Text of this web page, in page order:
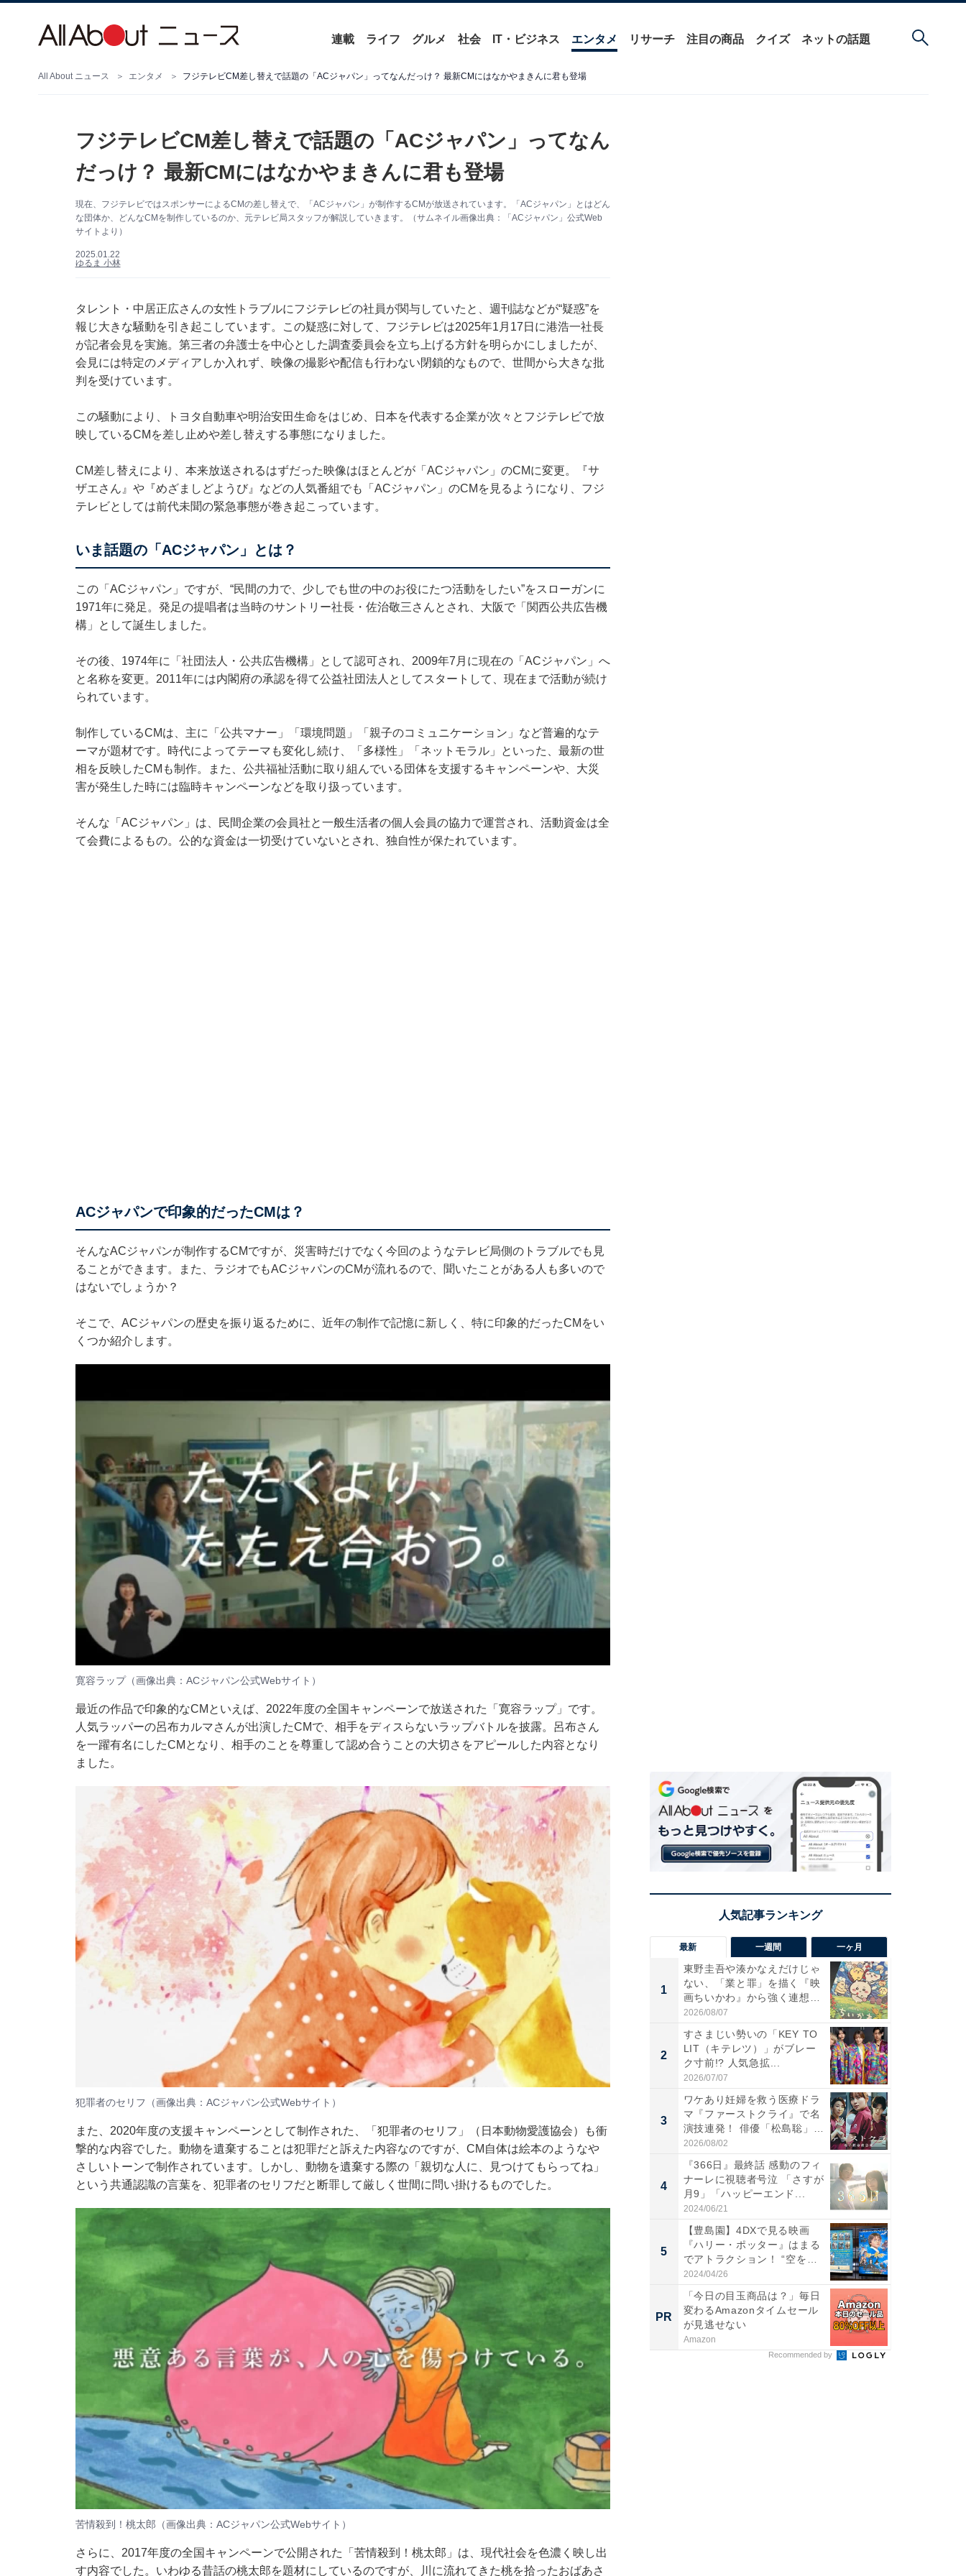
連載 ライフ グルメ 社会 IT・ビジネス エンタメ リサーチ 注目の商品 クイズ ネットの話題
All About ニュース エンタメ フジテレビCM差し替えで話題の「ACジャパン」ってなんだっけ？ 最新CMにはなかやまきんに君も登場
フジテレビCM差し替えで話題の「ACジャパン」ってなん
だっけ？ 最新CMにはなかやまきんに君も登場
現在、フジテレビではスポンサーによるCMの差し替えで、「ACジャパン」が制作するCMが放送されています。「ACジャパン」とはどん
な団体か、どんなCMを制作しているのか、元テレビ局スタッフが解説していきます。（サムネイル画像出典：「ACジャパン」公式Web
サイトより）
2025.01.22
ゆるま 小林
タレント・中居正広さんの女性トラブルにフジテレビの社員が関与していたと、週刊誌などが“疑惑”を
報じ大きな騒動を引き起こしています。この疑惑に対して、フジテレビは2025年1月17日に港浩一社長
が記者会見を実施。第三者の弁護士を中心とした調査委員会を立ち上げる方針を明らかにしましたが、
会見には特定のメディアしか入れず、映像の撮影や配信も行わない閉鎖的なもので、世間から大きな批
判を受けています。
この騒動により、トヨタ自動車や明治安田生命をはじめ、日本を代表する企業が次々とフジテレビで放
映しているCMを差し止めや差し替えする事態になりました。
CM差し替えにより、本来放送されるはずだった映像はほとんどが「ACジャパン」のCMに変更。『サ
ザエさん』や『めざましどようび』などの人気番組でも「ACジャパン」のCMを見るようになり、フジ
テレビとしては前代未聞の緊急事態が巻き起こっています。
いま話題の「ACジャパン」とは？
この「ACジャパン」ですが、“民間の力で、少しでも世の中のお役にたつ活動をしたい”をスローガンに
1971年に発足。発足の提唱者は当時のサントリー社長・佐治敬三さんとされ、大阪で「関西公共広告機
構」として誕生しました。
その後、1974年に「社団法人・公共広告機構」として認可され、2009年7月に現在の「ACジャパン」へ
と名称を変更。2011年には内閣府の承認を得て公益社団法人としてスタートして、現在まで活動が続け
られています。
制作しているCMは、主に「公共マナー」「環境問題」「親子のコミュニケーション」など普遍的なテ
ーマが題材です。時代によってテーマも変化し続け、「多様性」「ネットモラル」といった、最新の世
相を反映したCMも制作。また、公共福祉活動に取り組んでいる団体を支援するキャンペーンや、大災
害が発生した時には臨時キャンペーンなどを取り扱っています。
そんな「ACジャパン」は、民間企業の会員社と一般生活者の個人会員の協力で運営され、活動資金は全
て会費によるもの。公的な資金は一切受けていないとされ、独自性が保たれています。
ACジャパンで印象的だったCMは？
そんなACジャパンが制作するCMですが、災害時だけでなく今回のようなテレビ局側のトラブルでも見
ることができます。また、ラジオでもACジャパンのCMが流れるので、聞いたことがある人も多いので
はないでしょうか？
そこで、ACジャパンの歴史を振り返るために、近年の制作で記憶に新しく、特に印象的だったCMをい
くつか紹介します。
寛容ラップ（画像出典：ACジャパン公式Webサイト）
最近の作品で印象的なCMといえば、2022年度の全国キャンペーンで放送された「寛容ラップ」です。
人気ラッパーの呂布カルマさんが出演したCMで、相手をディスらないラップバトルを披露。呂布さん
を一躍有名にしたCMとなり、相手のことを尊重して認め合うことの大切さをアピールした内容となり
ました。
犯罪者のセリフ（画像出典：ACジャパン公式Webサイト）
また、2020年度の支援キャンペーンとして制作された、「犯罪者のセリフ」（日本動物愛護協会）も衝
撃的な内容でした。動物を遺棄することは犯罪だと訴えた内容なのですが、CM自体は絵本のようなや
さしいトーンで制作されています。しかし、動物を遺棄する際の「親切な人に、見つけてもらってね」
という共通認識の言葉を、犯罪者のセリフだと断罪して厳しく世間に問い掛けるものでした。
苦情殺到！桃太郎（画像出典：ACジャパン公式Webサイト）
さらに、2017年度の全国キャンペーンで公開された「苦情殺到！桃太郎」は、現代社会を色濃く映し出
す内容でした。いわゆる昔話の桃太郎を題材にしているのですが、川に流れてきた桃を拾ったおばあさ
最新 一週間 一ヶ月
1
東野圭吾や湊かなえだけじゃ
ない、「業と罪」を描く『映
画ちいかわ』から強く連想し
た...
2026/08/07
2
すさまじい勢いの「KEY TO
LIT（キテレツ）」がブレー
ク寸前!? 人気急拡...
2026/07/07
3
ワケあり妊婦を救う医療ドラ
マ『ファーストクライ』で名
演技連発！ 俳優「松島聡」
の...
2026/08/02
4
『366日』最終話 感動のフィ
ナーレに視聴者号泣 「さすが
月9」「ハッピーエンド...
2024/06/21
5
【豊島園】4DXで見る映画
『ハリー・ポッター』はまる
でアトラクション！ “空を
飛...
2024/04/26
PR
「今日の目玉商品は？」毎日
変わるAmazonタイムセール
が見逃せない
Amazon
Recommended by